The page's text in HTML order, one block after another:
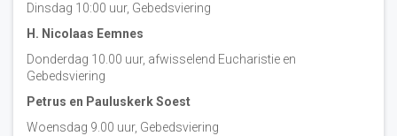
Dinsdag 10:00 uur, Gebedsviering
H. Nicolaas Eemnes
Donderdag 10.00 uur, afwisselend Eucharistie en
Gebedsviering
Petrus en Pauluskerk Soest
Woensdag 9.00 uur, Gebedsviering